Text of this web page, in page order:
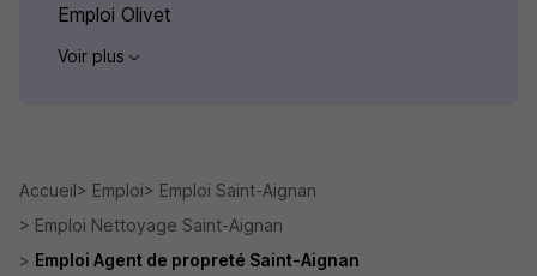
Emploi Olivet
Voir plus
Accueil Emploi
Emploi Saint-Aignan
Emploi Nettoyage Saint-Aignan
Emploi Agent de propreté Saint-Aignan